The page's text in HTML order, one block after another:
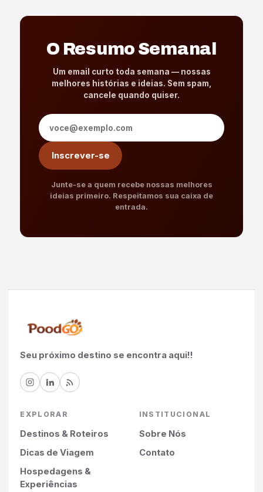
O Resumo Semanal
Um email curto toda semana — nossas
melhores histórias e ideias. Sem spam,
cancele quando quiser.
Endereço de e-mail
Inscrever-se
Junte-se a quem recebe nossas melhores
ideias primeiro. Respeitamos sua caixa de
entrada.
Seu próximo destino se encontra aqui!!
EXPLORAR
Destinos & Roteiros
Dicas de Viagem
Hospedagens &
Experiências
INSTITUCIONAL
Sobre Nós
Contato